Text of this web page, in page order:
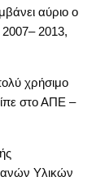
αύριο ο
2007– 2013,
χρήσιμο
στο ΑΠΕ –
Υλικών